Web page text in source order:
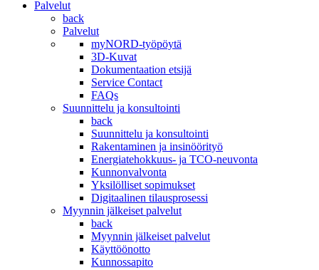
Palvelut
back
Palvelut
myNORD-työpöytä
3D-Kuvat
Dokumentaation etsijä
Service Contact
FAQs
Suunnittelu ja konsultointi
back
Suunnittelu ja konsultointi
Rakentaminen ja insinöörityö
Energiatehokkuus- ja TCO-neuvonta
Kunnonvalvonta
Yksilölliset sopimukset
Digitaalinen tilausprosessi
Myynnin jälkeiset palvelut
back
Myynnin jälkeiset palvelut
Käyttöönotto
Kunnossapito